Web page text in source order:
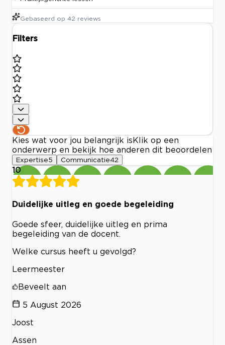
Gebaseerd op 42 reviews
Filters
Kies wat voor jou belangrijk is Klik op een
onderwerp en bekijk hoe anderen dit beoordelen
Expertise5 Communicatie42
10
Duidelijke uitleg en goede begeleiding
Goede sfeer, duidelijke uitleg en prima
begeleiding van de docent.
Welke cursus heeft u gevolgd?
Leermeester
Beveelt aan
5 August 2026
Joost
Assen